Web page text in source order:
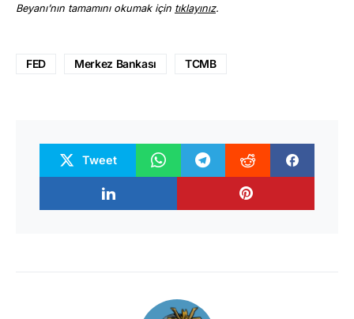
Beyanı’nın tamamını okumak için tıklayınız.
FED Merkez Bankası TCMB
Tweet